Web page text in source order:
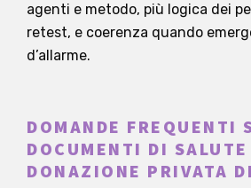
agenti e metodo, più logica dei
retest, e coerenza quando
d’allarme.
DOMANDE FREQUENTI
DOCUMENTI DI
DONAZIONE PRIVATA